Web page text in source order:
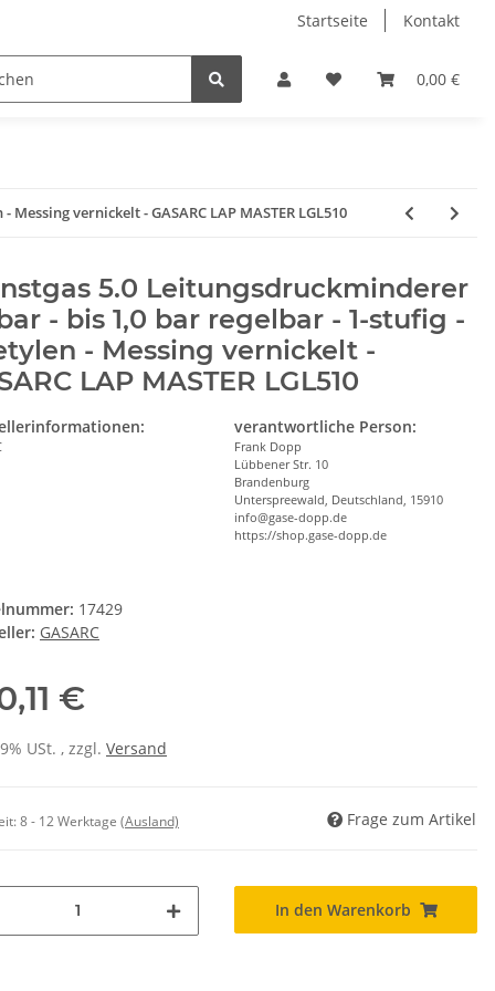
Startseite Kontakt
0,00 €
vernickelt - GASARC LAP MASTER LGL510
5.0 Leitungsdruckminderer
- bis 1,0 bar regelbar - 1-stufig -
- Messing vernickelt -
LAP MASTER LGL510
verantwortliche Person:
Frank Dopp
Lübbener Str. 10
Brandenburg
Unterspreewald, Deutschland, 15910
info@gase-dopp.de
https://shop.gase-dopp.de
17429
GASARC
€
USt. , zzgl. Versand
8 - 12 Werktage (Ausland) Frage zum Artikel
In den Warenkorb